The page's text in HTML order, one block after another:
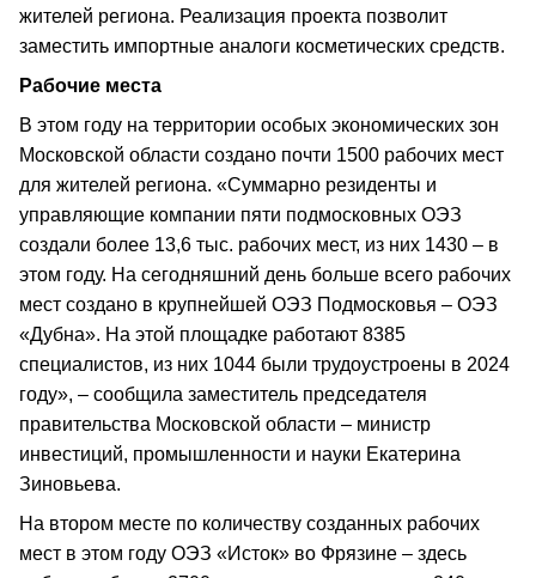
жителей региона. Реализация проекта позволит
заместить импортные аналоги косметических средств.
Рабочие места
В этом году на территории особых экономических зон
Московской области создано почти 1500 рабочих мест
для жителей региона. «Суммарно резиденты и
управляющие компании пяти подмосковных ОЭЗ
создали более 13,6 тыс. рабочих мест, из них 1430 – в
этом году. На сегодняшний день больше всего рабочих
мест создано в крупнейшей ОЭЗ Подмосковья – ОЭЗ
«Дубна». На этой площадке работают 8385
специалистов, из них 1044 были трудоустроены в 2024
году», – сообщила заместитель председателя
правительства Московской области – министр
инвестиций, промышленности и науки Екатерина
Зиновьева.
На втором месте по количеству созданных рабочих
мест в этом году ОЭЗ «Исток» во Фрязине – здесь